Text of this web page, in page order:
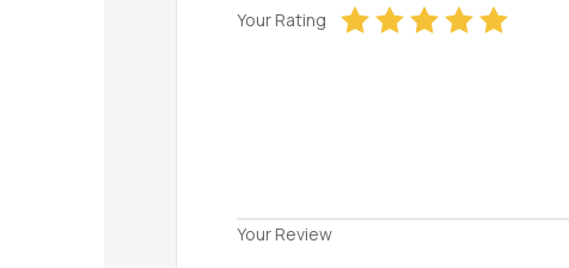
Your Rating
Your Review